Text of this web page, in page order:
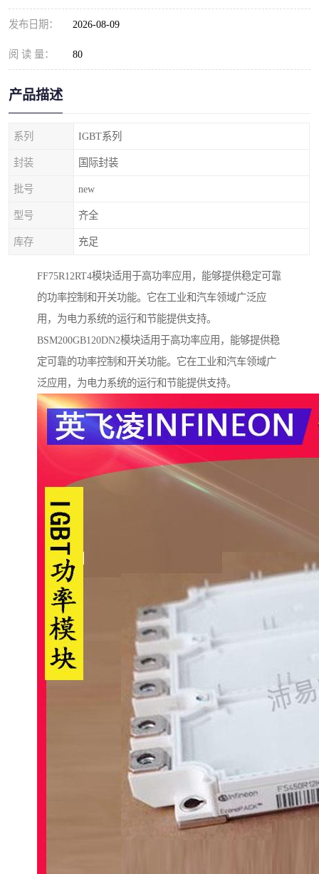
发布日期： 2026-08-09
阅 读 量： 80
产品描述
系列 IGBT系列
封装 国际封装
批号 new
型号 齐全
库存 充足
FF75R12RT4模块适用于高功率应用，能够提供稳定可靠
的功率控制和开关功能。它在工业和汽车领域广泛应
用，为电力系统的运行和节能提供支持。
BSM200GB120DN2模块适用于高功率应用，能够提供稳
定可靠的功率控制和开关功能。它在工业和汽车领域广
泛应用，为电力系统的运行和节能提供支持。